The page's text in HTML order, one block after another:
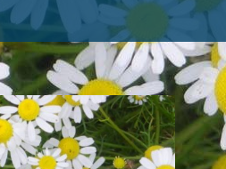
> Camomilles > Camomille